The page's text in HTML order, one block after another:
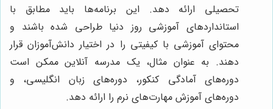
تحصیلی ارائه دهد. این برنامه‌ها باید مطابق با
استانداردهای آموزشی روز دنیا طراحی شده باشند و
محتوای آموزشی با کیفیتی را در اختیار دانش‌آموزان قرار
دهند. به عنوان مثال، یک مدرسه آنلاین ممکن است
دوره‌های آمادگی کنکور، دوره‌های زبان انگلیسی، و
دوره‌های آموزش مهارت‌های نرم را ارائه دهد.